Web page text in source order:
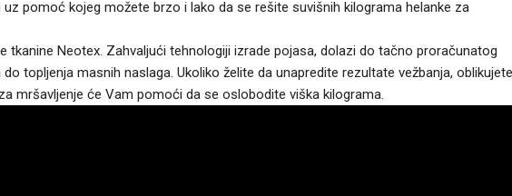
pomoć kojeg možete brzo i lako da se rešite suvišnih kilograma helanke za
tkanine Neotex. Zahvaljući tehnologiji izrade pojasa, dolazi do tačno proračunatog
topljenja masnih naslaga. Ukoliko želite da unapredite rezultate vežbanja, oblikujete
mršavljenje će Vam pomoći da se oslobodite viška kilograma.